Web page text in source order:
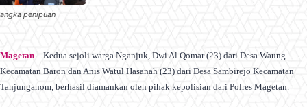
penipuan
Magetan – Kedua sejoli warga Nganjuk, Dwi Al Qomar (23) dari Desa Waung
Kecamatan Baron dan Anis Watul Hasanah (23) dari Desa Sambirejo Kecamatan
Tanjunganom, berhasil diamankan oleh pihak kepolisian dari Polres Magetan.